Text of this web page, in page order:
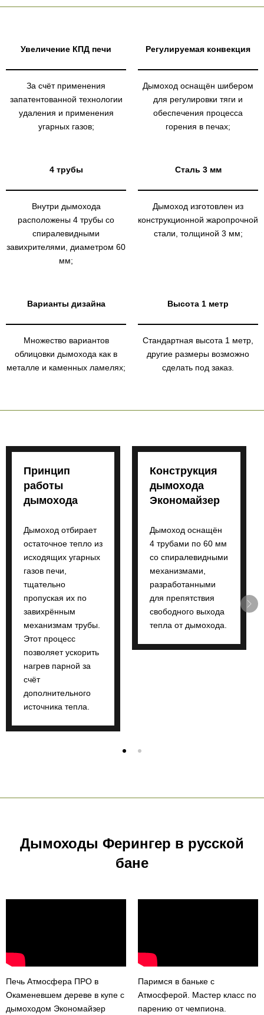
Увеличение КПД печи
За счёт применения
запатентованной технологии
удаления и применения
угарных газов;
Регулируемая конвекция
Дымоход оснащён шибером
для регулировки тяги и
обеспечения процесса
горения в печах;
4 трубы
Внутри дымохода
расположены 4 трубы со
спиралевидными
завихрителями, диаметром 60
мм;
Сталь 3 мм
Дымоход изготовлен из
конструкционной жаропрочной
стали, толщиной 3 мм;
Варианты дизайна
Множество вариантов
облицовки дымохода как в
металле и каменных ламелях;
Высота 1 метр
Стандартная высота 1 метр,
другие размеры возможно
сделать под заказ.
Принцип
работы
дымохода
Дымоход отбирает
остаточное тепло из
исходящих угарных
газов печи,
тщательно
пропуская их по
завихрённым
механизмам трубы.
Этот процесс
позволяет ускорить
нагрев парной за
счёт
дополнительного
источника тепла.
Конструкция
дымохода
Экономайзер
Дымоход оснащён
4 трубами по 60 мм
со спиралевидными
механизмами,
разработанными
для препятствия
свободного выхода
тепла от дымохода.
Дымоходы Ферингер в русской
бане
Печь Атмосфера ПРО в
Окаменевшем дереве в купе с
дымоходом Экономайзер
Паримся в баньке с
Атмосферой. Мастер класс по
парению от чемпиона.